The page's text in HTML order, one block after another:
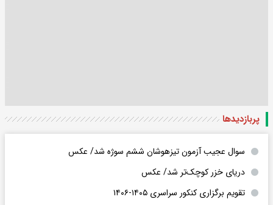
پربازدید‌ها
سوال عجیب آزمون تیزهوشان ششم سوژه شد/ عکس
دریای خزر کوچک‌تر شد/ عکس
تقویم برگزاری کنکور سراسری ۱۴۰۵-۱۴۰۶